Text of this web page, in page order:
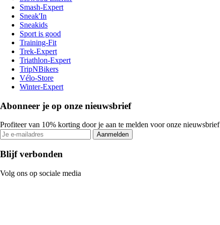
Smash-Expert
Sneak'In
Sneakids
Sport is good
Training-Fit
Trek-Expert
Triathlon-Expert
TripNBikers
Vélo-Store
Winter-Expert
Abonneer je op onze nieuwsbrief
Profiteer van 10% korting door je aan te melden voor onze nieuwsbrief
Aanmelden
Blijf verbonden
Volg ons op sociale media